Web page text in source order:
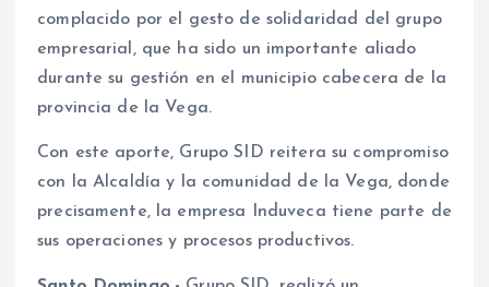
complacido por el gesto de solidaridad del grupo
empresarial, que ha sido un importante aliado
durante su gestión en el municipio cabecera de la
provincia de la Vega.
Con este aporte, Grupo SID reitera su compromiso
con la Alcaldía y la comunidad de la Vega, donde
precisamente, la empresa Induveca tiene parte de
sus operaciones y procesos productivos.